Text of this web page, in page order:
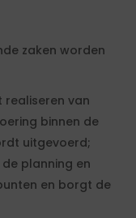
zaken worden
realiseren van
binnen de
uitgevoerd;
planning en
en borgt de